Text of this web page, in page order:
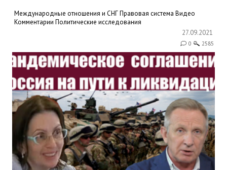
Международные отношения и СНГПравовая система Видео
Комментарии Политические исследования
27.09.2021
0 2585